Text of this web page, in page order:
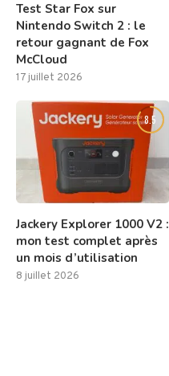
Test Star Fox sur
Nintendo Switch 2 : le
retour gagnant de Fox
McCloud
17 juillet 2026
8.5
Jackery Explorer 1000 V2 :
mon test complet après
un mois d’utilisation
8 juillet 2026